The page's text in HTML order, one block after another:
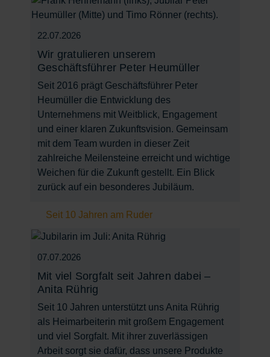
22.07.2026
Wir gratulieren unserem
Geschäftsführer Peter Heumüller
Seit 2016 prägt Geschäftsführer Peter
Heumüller die Entwicklung des
Unternehmens mit Weitblick, Engagement
und einer klaren Zukunftsvision. Gemeinsam
mit dem Team wurden in dieser Zeit
zahlreiche Meilensteine erreicht und wichtige
Weichen für die Zukunft gestellt. Ein Blick
zurück auf ein besonderes Jubiläum.
Seit 10 Jahren am Ruder
07.07.2026
Mit viel Sorgfalt seit Jahren dabei –
Anita Rührig
Seit 10 Jahren unterstützt uns Anita Rührig
als Heimarbeiterin mit großem Engagement
und viel Sorgfalt. Mit ihrer zuverlässigen
Arbeit sorgt sie dafür, dass unsere Produkte